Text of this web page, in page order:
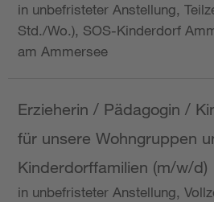
in unbefristeter Anstellung,
Std./Wo.), SOS-Kinderdorf
am Ammersee
Erzieherin / Pädagogin /
für unsere Wohngruppen
Kinderdorffamilien (m/w/d)
in unbefristeter Anstellung,